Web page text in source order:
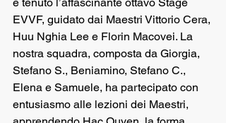
EVVF, guidato dai Maestri Vittorio Cera,
Huu Nghia Lee e Florin Macovei. La
nostra squadra, composta da Giorgia,
Stefano S., Beniamino, Stefano C.,
Elena e Samuele, ha partecipato con
entusiasmo alle lezioni dei Maestri,